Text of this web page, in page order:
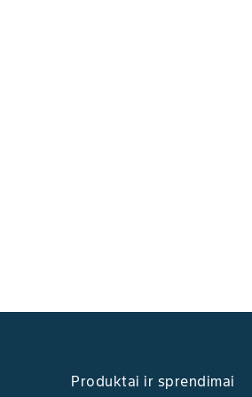
Produktai ir sprendimai